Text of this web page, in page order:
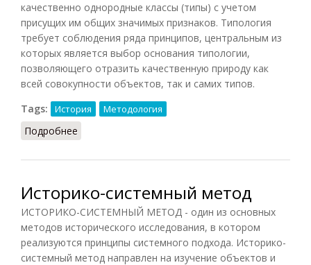
качественно однородные классы (типы) с учетом
присущих им общих значимых признаков. Типология
требует соблюдения ряда принципов, центральным из
которых является выбор основания типологии,
позволяющего отразить качественную природу как
всей совокупности объектов, так и самих типов.
Tags:
История Методология
Подробнее
Историко-системный метод
ИСТОРИКО-СИСТЕМНЫЙ МЕТОД - один из основных
методов исторического исследования, в котором
реализуются принципы системного подхода. Историко-
системный метод направлен на изучение объектов и